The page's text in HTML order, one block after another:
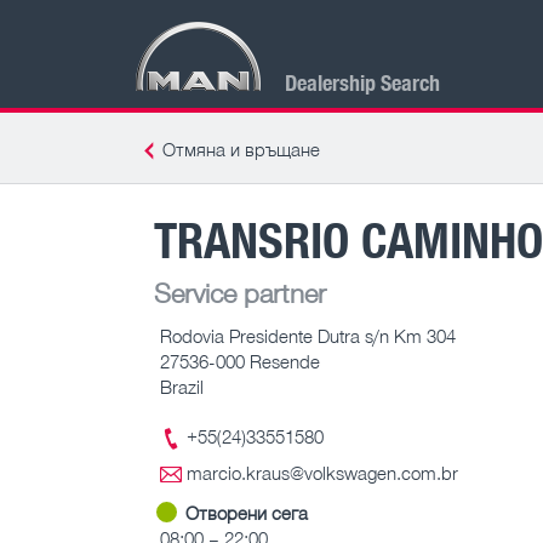
Dealership Search
Отмяна и връщане
TRANSRIO
Service partner
Rodovia Presidente Dutra s/n Km 304
27536-000 Resende
Brazil
+55(24)33551580
marcio.kraus@volkswagen.com.br
Отворени сега
08:00 – 22:00